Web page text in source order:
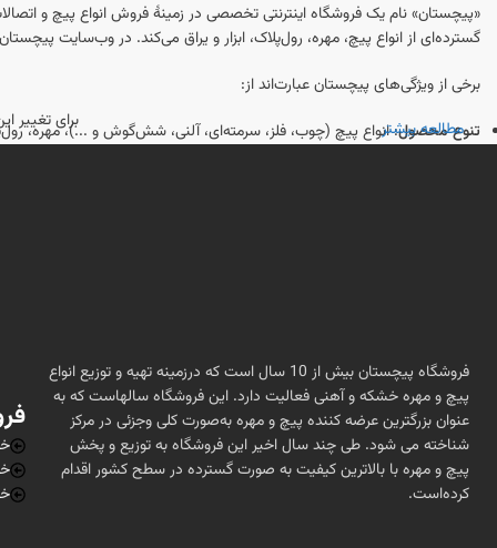
«پیچستان» نام یک فروشگاه اینترنتی تخصصی در زمینهٔ فروش انواع پیچ و
گسترده‌ای از انواع پیچ، مهره، رول‌پلاک، ابزار و یراق می‌کند. در وب‌سایت
برخی از ویژگی‌های پیچستان عبارت‌اند از:
تنوع محصول: انواع پیچ (چوب، فلز، سرمته‌ای، آلنی، شش‌گوش و ...)، مهره،مطالعه بیشتر برای تغییر
فروشگاه پیچستان بیش از 10 سال است که درزمینه تهیه و توزیع انواع
پیچ و مهره خشکه و آهنی فعالیت دارد. این فروشگاه سالهاست که به
عنوان بزرگترین عرضه کننده پیچ و مهره به‌صورت کلی وجزئی در مرکز
شناخته می شود. طی چند سال اخیر این فروشگاه به توزیع و پخش
پیچ و مهره با بالاترین کیفیت به صورت گسترده در سطح کشور اقدام
کرده‌است.